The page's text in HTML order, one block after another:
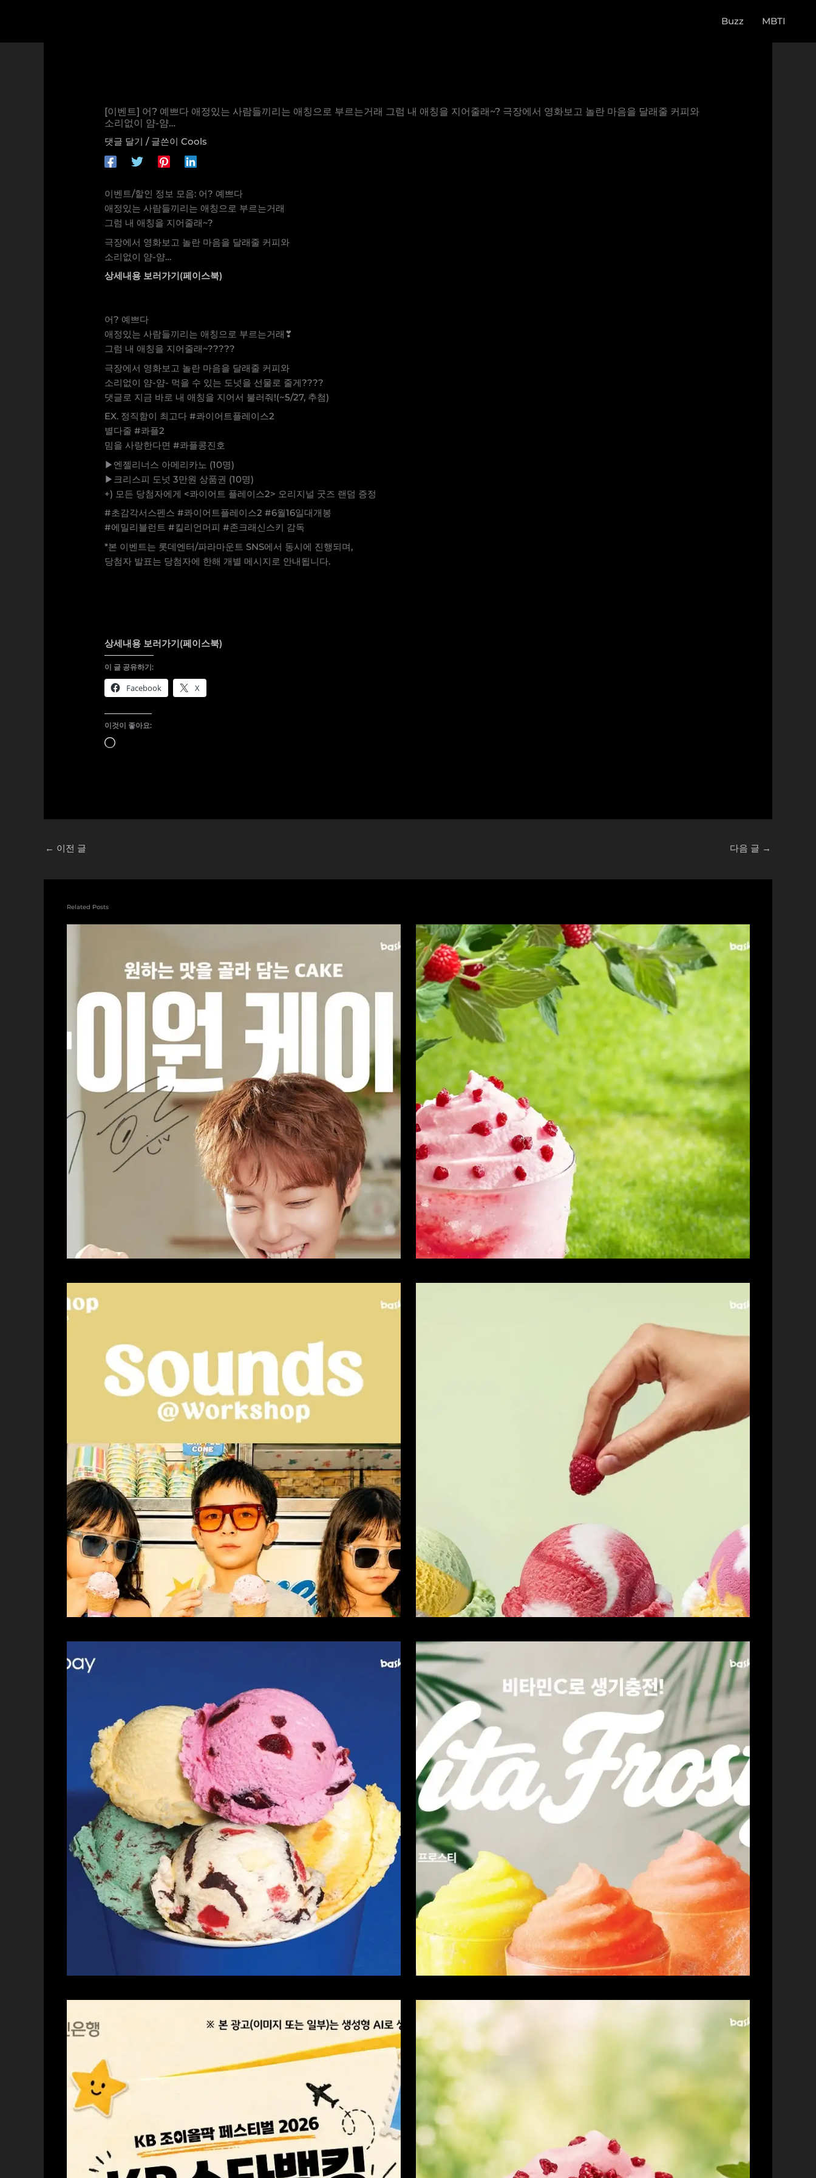
Buzz MBTI
[이벤트] 어? 예쁘다 애정있는 사람들끼리는 애칭으로 부르는거래 그럼 내 애칭을 지어줄래~? 극장에서 영화보고 놀란 마음을 달래줄 커피와
소리없이 얌-얌…
댓글 달기 / 글쓴이Cools
이벤트/할인 정보 모음: 어? 예쁘다
애정있는 사람들끼리는 애칭으로 부르는거래
그럼 내 애칭을 지어줄래~?
극장에서 영화보고 놀란 마음을 달래줄 커피와
소리없이 얌-얌…
상세내용 보러가기(페이스북)
어? 예쁘다
애정있는 사람들끼리는 애칭으로 부르는거래❣
그럼 내 애칭을 지어줄래~?????
극장에서 영화보고 놀란 마음을 달래줄 커피와
소리없이 얌-얌- 먹을 수 있는 도넛을 선물로 줄게????
댓글로 지금 바로 내 애칭을 지어서 불러줘!(~5/27, 추첨)
EX. 정직함이 최고다 #콰이어트플레이스2
별다줄 #콰플2
밈을 사랑한다면 #콰플콩진호
▶엔젤리너스 아메리카노 (10명)
▶크리스피 도넛 3만원 상품권 (10명)
+) 모든 당첨자에게 <콰이어트 플레이스2> 오리지널 굿즈 랜덤 증정
#초감각서스펜스 #콰이어트플레이스2 #6월16일대개봉
#에밀리블런트 #킬리언머피 #존크래신스키 감독
*본 이벤트는 롯데엔터/파라마운트 SNS에서 동시에 진행되며,
당첨자 발표는 당첨자에 한해 개별 메시지로 안내됩니다.
상세내용 보러가기(페이스북)
이 글 공유하기:
Facebook X
이것이 좋아요:
로
← 이전 글 다음 글 →
Related Posts